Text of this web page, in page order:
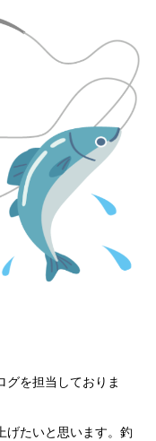
を担当しておりま
げたいと思います。釣